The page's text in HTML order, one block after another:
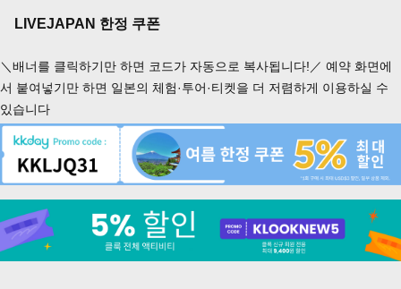
LIVEJAPAN 한정 쿠폰
＼배너를 클릭하기만 하면 코드가 자동으로 복사됩니다!／ 예약 화면에
서 붙여넣기만 하면 일본의 체험·투어·티켓을 더 저렴하게 이용하실 수
있습니다